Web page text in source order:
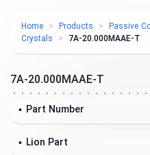
Home Products Passive
Crystals
7A-20.000MAAE-T
7A-20.000MAAE-T
Part Number
Lion Part